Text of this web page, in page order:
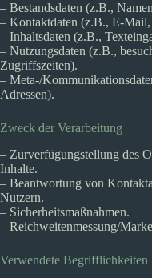
– Bestandsdaten (z.B.,
– Kontaktdaten (z.B., E-
– Inhaltsdaten (z.B.,
– Nutzungsdaten (z.B.,
Zugriffszeiten).
– Meta-/
Adressen).
Zweck der Verarbeitung
– Zurverfügungstellung des
Inhalte.
– Beantwortung von
Nutzern.
– Sicherheitsmaßnahmen.
– Reichweitenmessung/
Verwendete Begrifflichkeiten